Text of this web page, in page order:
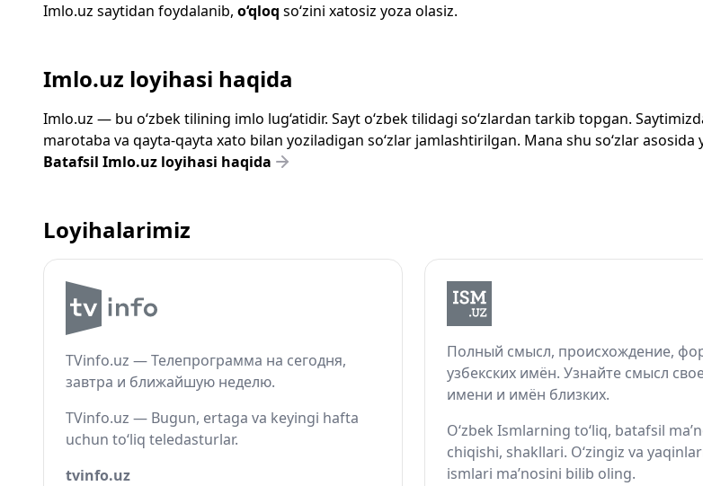
Imlo.uz saytidan foydalanib, o‘qloq so‘zini xatosiz yoza olasiz.
Imlo.uz loyihasi haqida
Imlo.uz — bu o‘zbek tilining imlo lug‘atidir. Sayt o‘zbek tilidagi so‘zlardan tarkib topgan.
marotaba va qayta-qayta xato bilan yoziladigan so‘zlar jamlashtirilgan. Mana shu so‘zlar
Batafsil Imlo.uz loyihasi haqida
Loyihalarimiz
TVinfo.uz — Телепрограмма на сегодня,
завтра и ближайшую неделю.
TVinfo.uz — Bugun, ertaga va keyingi hafta
uchun to‘liq teledasturlar.
tvinfo.uz
Полный смысл, происхождение,
узбекских имён. Узнайте смысл
имени и имён близких.
O‘zbek Ismlarning to‘liq, batafsil
chiqishi, shakllari. O‘zingiz va
ismlari ma’nosini bilib oling.